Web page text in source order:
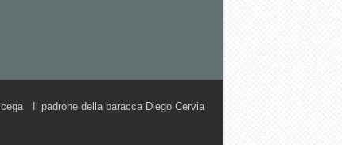
Il padrone della baracca Diego Cervia